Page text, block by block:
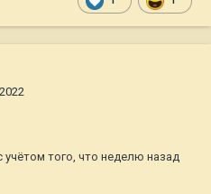
того, что неделю назад